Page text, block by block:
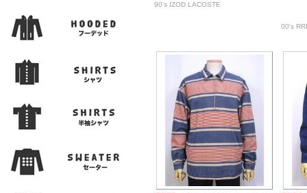
90's IZOD LACOSTE
00's